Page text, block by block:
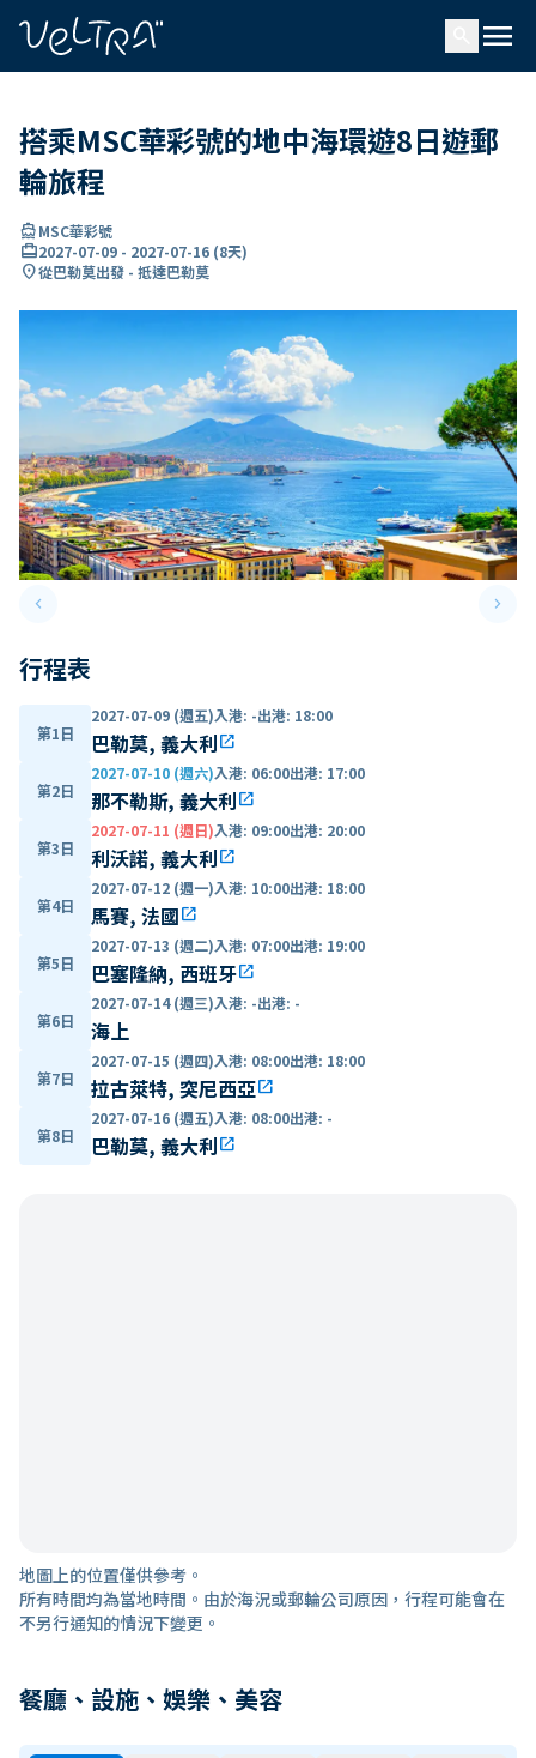
menu
搭乘MSC華彩號的地中海環遊8日遊郵
輪旅程
directions_boatMSC華彩號
card_travel2027-07-09 - 2027-07-16 (8天)
location_on從巴勒莫出發 - 抵達巴勒莫
keyboard_arrow_leftPrevious slide keyboard_arrow_right
行程表
第1日
2027-07-09 (週五)入港: -出港: 18:00
巴勒莫, 義大利open_in_new
第2日
2027-07-10 (週六)入港: 06:00出港: 17:00
那不勒斯, 義大利open_in_new
第3日
2027-07-11 (週日)入港: 09:00出港: 20:00
利沃諾, 義大利open_in_new
第4日
2027-07-12 (週一)入港: 10:00出港: 18:00
馬賽, 法國open_in_new
第5日
2027-07-13 (週二)入港: 07:00出港: 19:00
巴塞隆納, 西班牙open_in_new
第6日
2027-07-14 (週三)入港: -出港: -
海上
第7日
2027-07-15 (週四)入港: 08:00出港: 18:00
拉古萊特, 突尼西亞open_in_new
第8日
2027-07-16 (週五)入港: 08:00出港: -
巴勒莫, 義大利open_in_new
地圖上的位置僅供參考。
所有時間均為當地時間。由於海況或郵輪公司原因，行程可能會在
不另行通知的情況下變更。
餐廳、設施、娛樂、美容